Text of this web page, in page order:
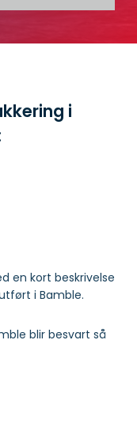
i
en kort beskrivelse
i Bamble.
blir besvart så